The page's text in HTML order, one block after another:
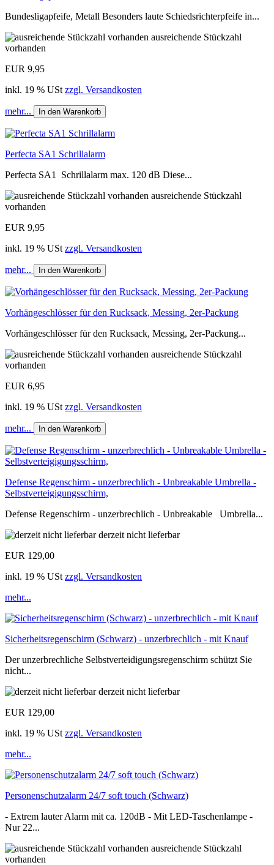
Bundesligapfeife, Metall Besonders laute Schiedsrichterpfeife in...
ausreichende Stückzahl
vorhanden
EUR 9,95
inkl. 19 % USt zzgl. Versandkosten
mehr... In den Warenkorb
Perfecta SA1 Schrillalarm
Perfecta SA1 Schrillalarm max. 120 dB Diese...
ausreichende Stückzahl
vorhanden
EUR 9,95
inkl. 19 % USt zzgl. Versandkosten
mehr... In den Warenkorb
Vorhängeschlösser für den Rucksack, Messing, 2er-Packung
Vorhängeschlösser für den Rucksack, Messing, 2er-Packung...
ausreichende Stückzahl
vorhanden
EUR 6,95
inkl. 19 % USt zzgl. Versandkosten
mehr... In den Warenkorb
Defense Regenschirm - unzerbrechlich - Unbreakable Umbrella -
Selbstverteigigungsschirm,
Defense Regenschirm - unzerbrechlich - Unbreakable Umbrella...
derzeit nicht lieferbar
EUR 129,00
inkl. 19 % USt zzgl. Versandkosten
mehr...
Sicherheitsregenschirm (Schwarz) - unzerbrechlich - mit Knauf
Der unzerbrechliche Selbstverteidigungsregenschirm schützt Sie
nicht...
derzeit nicht lieferbar
EUR 129,00
inkl. 19 % USt zzgl. Versandkosten
mehr...
Personenschutzalarm 24/7 soft touch (Schwarz)
- Extrem lauter Alarm mit ca. 120dB - Mit LED-Taschenlampe -
Nur 22...
ausreichende Stückzahl
vorhanden